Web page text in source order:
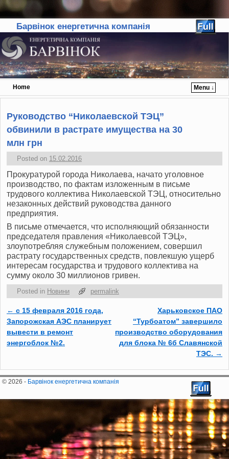
Барвінок енергетична компанія
Home
Menu ↓
Skip to primary content
Skip to secondary content
Руководство “Николаевской ТЭЦ”
обвинили в растрате имущества на 30
млн грн
Posted on 15.02.2016
Прокуратурой города Николаева, начато уголовное
производство, по фактам изложенным в письме
трудового коллектива Николаевской ТЭЦ, относительно
незаконных действий руководства данного
предприятия.
В письме отмечается, что исполняющий обязанности
председателя правления «Николаевсой ТЭЦ»,
злоупотребляя служебным положением, совершил
растрату государственных средств, повлекшую ущерб
интересам государства и трудового коллектива на
сумму около 30 миллионов гривен.
Posted in Новини permalink
Post navigation
← с 15 февраля 2016 года,
Запорожская АЭС планирует
вывести в ремонт
энергоблок №2.
Харьковское ПАО
“Турбоатом” завершило
производство оборудования
для блока № 6б Славянской
ТЭС. →
© 2026 - Барвінок енергетична компанія